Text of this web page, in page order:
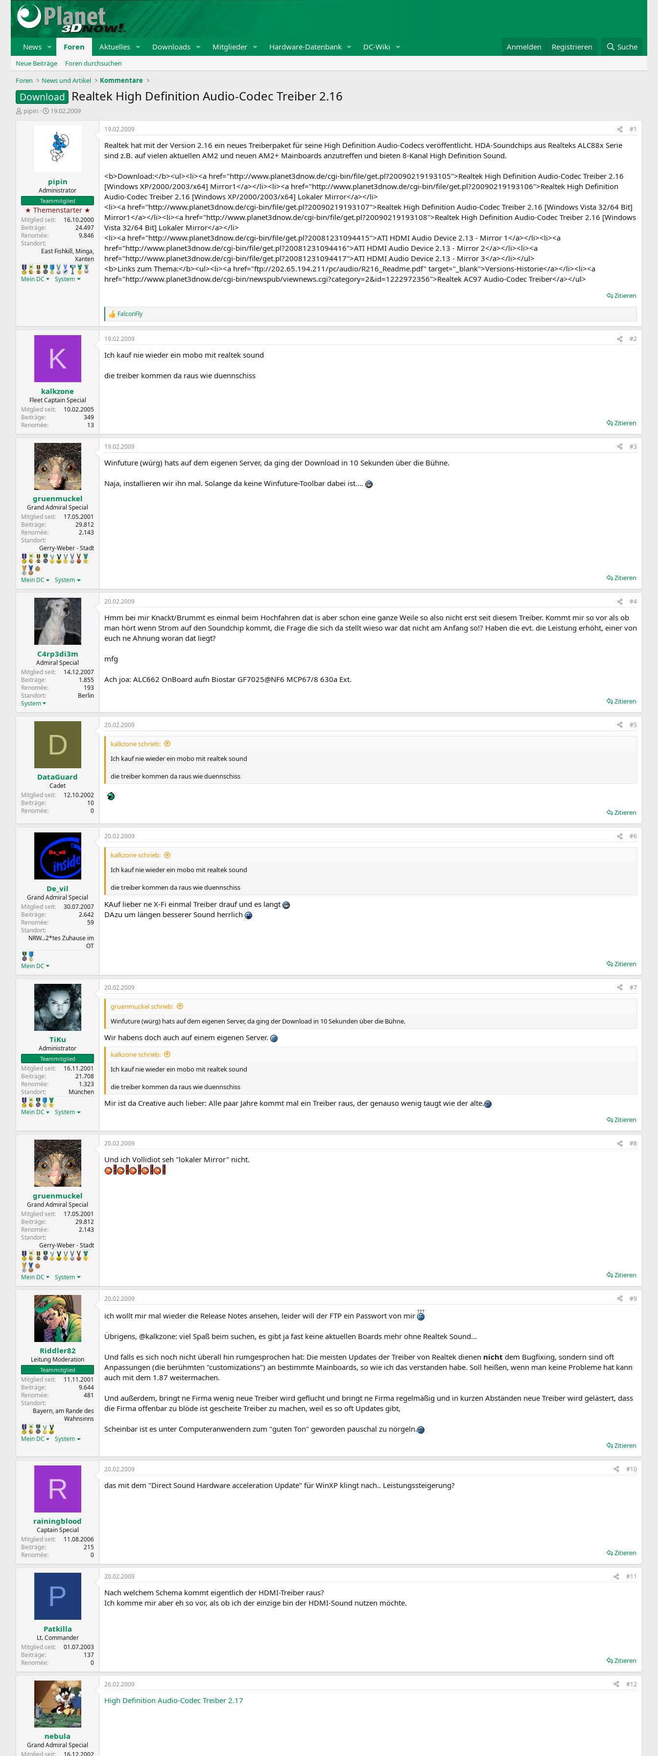
News Foren Aktuelles Downloads Mitglieder Hardware-Datenbank DC-Wiki Anmelden Registrieren Suche
Neue Beiträge
Foren durchsuchen
Foren
News und Artikel Kommentare
Download Realtek High Definition Audio-Codec Treiber 2.16
E
pipin
E
e
l
a
m
19.02.2009
pipin
Administrator
Teammitglied
★ Themenstarter ★
Mitglied seit
16.10.2000
Beiträge
24.497
Renomée
9.846
Standort
East Fishkill, Minga,
Xanten
Mein DC System
19.02.2009 #1
Realtek hat mit der Version 2.16 ein neues Treiberpaket für seine High Definition Audio-Codecs veröffentlicht. HDA-Soundchips aus Realteks ALC88x Serie
sind z.B. auf vielen aktuellen AM2 und neuen AM2+ Mainboards anzutreffen und bieten 8-Kanal High Definition Sound.
<b>Download:</b><ul><li><a href="http://www.planet3dnow.de/cgi-bin/file/get.pl?20090219193105">Realtek High Definition Audio-Codec Treiber 2.16
[Windows XP/2000/2003/x64] Mirror1</a></li><li><a href="http://www.planet3dnow.de/cgi-bin/file/get.pl?20090219193106">Realtek High Definition
Audio-Codec Treiber 2.16 [Windows XP/2000/2003/x64] Lokaler Mirror</a></li>
<li><a href="http://www.planet3dnow.de/cgi-bin/file/get.pl?20090219193107">Realtek High Definition Audio-Codec Treiber 2.16 [Windows Vista 32/64 Bit]
Mirror1</a></li><li><a href="http://www.planet3dnow.de/cgi-bin/file/get.pl?20090219193108">Realtek High Definition Audio-Codec Treiber 2.16 [Windows
Vista 32/64 Bit] Lokaler Mirror</a></li>
<li><a href="http://www.planet3dnow.de/cgi-bin/file/get.pl?20081231094415">ATI HDMI Audio Device 2.13 - Mirror 1</a></li><li><a
href="http://www.planet3dnow.de/cgi-bin/file/get.pl?20081231094416">ATI HDMI Audio Device 2.13 - Mirror 2</a></li><li><a
href="http://www.planet3dnow.de/cgi-bin/file/get.pl?20081231094417">ATI HDMI Audio Device 2.13 - Mirror 3</a></li></ul>
<b>Links zum Thema:</b><ul><li><a href="ftp://202.65.194.211/pc/audio/R216_Readme.pdf" target="_blank">Versions-Historie</a></li><li><a
href="http://www.planet3dnow.de/cgi-bin/newspub/viewnews.cgi?category=2&id=1222972356">Realtek AC97 Audio-Codec Treiber</a></ul>
Zitieren
R
e
a
k
i
n
e
FalconFly
K
kalkzone
Fleet Captain Special
Mitglied seit
10.02.2005
Beiträge
349
Renomée
13
19.02.2009 #2
Ich kauf nie wieder ein mobo mit realtek sound
die treiber kommen da raus wie duennschiss
Zitieren
gruenmuckel
Grand Admiral Special
Mitglied seit
17.05.2001
Beiträge
29.812
Renomée
2.143
Standort
Gerry-Weber - Stadt
Mein DC System
19.02.2009 #3
Winfuture (würg) hats auf dem eigenen Server, da ging der Download in 10 Sekunden über die Bühne.
Naja, installieren wir ihn mal. Solange da keine Winfuture-Toolbar dabei ist....
Zitieren
C4rp3di3m
Admiral Special
Mitglied seit
14.12.2007
Beiträge
1.855
Renomée
193
Standort
Berlin
System
20.02.2009 #4
Hmm bei mir Knackt/Brummt es einmal beim Hochfahren dat is aber schon eine ganze Weile so also nicht erst seit diesem Treiber. Kommt mir so vor als ob
man hört wenn Strom auf den Soundchip kommt, die Frage die sich da stellt wieso war dat nicht am Anfang so!? Haben die evt. die Leistung erhöht, einer von
euch ne Ahnung woran dat liegt?
mfg
Ach joa: ALC662 OnBoard aufn Biostar GF7025@NF6 MCP67/8 630a Ext.
Zitieren
D
DataGuard
Cadet
Mitglied seit
12.10.2002
Beiträge
10
Renomée
0
20.02.2009 #5
kalkzone schrieb:
Ich kauf nie wieder ein mobo mit realtek sound
die treiber kommen da raus wie duennschiss
Zitieren
De_vil
Grand Admiral Special
Mitglied seit
30.07.2007
Beiträge
2.642
Renomée
59
Standort
NRW...2*tes Zuhause im
OT
Mein DC
20.02.2009 #6
kalkzone schrieb:
Ich kauf nie wieder ein mobo mit realtek sound
die treiber kommen da raus wie duennschiss
KAuf lieber ne X-Fi einmal Treiber drauf und es langt
DAzu um längen besserer Sound herrlich
Zitieren
TiKu
Administrator
Teammitglied
Mitglied seit
16.11.2001
Beiträge
21.708
Renomée
1.323
Standort
München
Mein DC System
20.02.2009 #7
gruenmuckel schrieb:
Winfuture (würg) hats auf dem eigenen Server, da ging der Download in 10 Sekunden über die Bühne.
Wir habens doch auch auf einem eigenen Server.
kalkzone schrieb:
Ich kauf nie wieder ein mobo mit realtek sound
die treiber kommen da raus wie duennschiss
Mir ist da Creative auch lieber: Alle paar Jahre kommt mal ein Treiber raus, der genauso wenig taugt wie der alte.
Zitieren
gruenmuckel
Grand Admiral Special
Mitglied seit
17.05.2001
Beiträge
29.812
Renomée
2.143
Standort
Gerry-Weber - Stadt
Mein DC System
20.02.2009 #8
Und ich Vollidiot seh "lokaler Mirror" nicht.
Zitieren
Riddler82
Leitung Moderation
Teammitglied
Mitglied seit
11.11.2001
Beiträge
9.644
Renomée
481
Standort
Bayern, am Rande des
Wahnsinns
Mein DC System
20.02.2009 #9
ich wollt mir mal wieder die Release Notes ansehen, leider will der FTP ein Passwort von mir
Übrigens, @kalkzone: viel Spaß beim suchen, es gibt ja fast keine aktuellen Boards mehr ohne Realtek Sound...
Und falls es sich noch nicht überall hin rumgesprochen hat: Die meisten Updates der Treiber von Realtek dienen nicht dem Bugfixing, sondern sind oft
Anpassungen (die berühmten "customizations") an bestimmte Mainboards, so wie ich das verstanden habe. Soll heißen, wenn man keine Probleme hat kann
auch mit dem 1.87 weitermachen.
Und außerdem, bringt ne Firma wenig neue Treiber wird geflucht und bringt ne Firma regelmäßig und in kurzen Abständen neue Treiber wird gelästert, dass
die Firma offenbar zu blöde ist gescheite Treiber zu machen, weil es so oft Updates gibt,
Scheinbar ist es unter Computeranwendern zum "guten Ton" geworden pauschal zu nörgeln.
Zitieren
R
rainingblood
Captain Special
Mitglied seit
11.08.2006
Beiträge
215
Renomée
0
20.02.2009 #10
das mit dem "Direct Sound Hardware acceleration Update" für WinXP klingt nach.. Leistungssteigerung?
Zitieren
P
Patkilla
Lt. Commander
Mitglied seit
01.07.2003
Beiträge
137
Renomée
0
20.02.2009 #11
Nach welchem Schema kommt eigentlich der HDMI-Treiber raus?
Ich komme mir aber eh so vor, als ob ich der einzige bin der HDMI-Sound nutzen möchte.
Zitieren
nebula
Grand Admiral Special
Mitglied seit
16.12.2002
26.02.2009 #12
High Definition Audio-Codec Treiber 2.17